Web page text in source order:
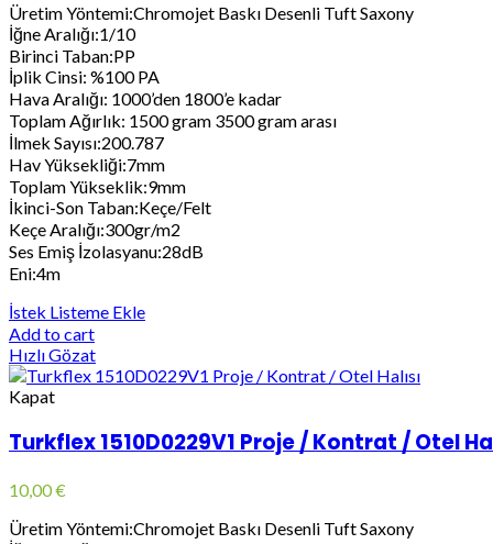
Üretim Yöntemi:Chromojet Baskı Desenli Tuft Saxony
İğne Aralığı:1/10
Birinci Taban:PP
İplik Cinsi: %100 PA
Hava Aralığı: 1000’den 1800’e kadar
Toplam Ağırlık: 1500 gram 3500 gram arası
İlmek Sayısı:200.787
Hav Yüksekliği:7mm
Toplam Yükseklik:9mm
İkinci-Son Taban:Keçe/Felt
Keçe Aralığı:300gr/m2
Ses Emiş İzolasyanu:28dB
Eni:4m
İstek Listeme Ekle
Add to cart
Hızlı Gözat
Kapat
Turkflex 1510D0229V1 Proje / Kontrat / Otel
10,00€
Üretim Yöntemi:Chromojet Baskı Desenli Tuft Saxony